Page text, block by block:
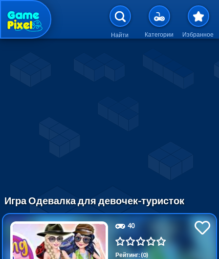
Перейти к основному
Найти Категории Избранное
Игра Одевалка для девочек-туристок
40
Рейтинг: (0)